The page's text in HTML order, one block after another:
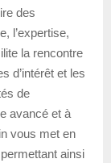
des
l’expertise,
la rencontre
d’intérêt et les
de
avancé et à
vous met en
ainsi